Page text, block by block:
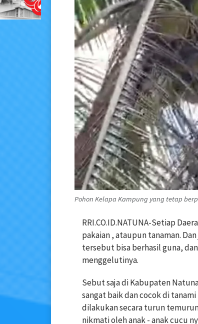
Pohon Kelapa Kampung yang tetap
RRI.CO.ID.NATUNA-Setiap
pakaian , ataupun tanaman.
tersebut bisa berhasil guna,
menggelutinya.
Sebut saja di Kabupaten
sangat baik dan cocok di
dilakukan secara turun
nikmati oleh anak - anak cucu